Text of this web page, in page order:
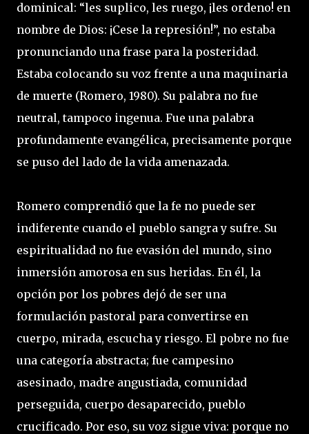
dominical: “les suplico, les ruego, ¡les ordeno! en
nombre de Dios: ¡Cese la represión!”, no estaba
pronunciando una frase para la posteridad.
Estaba colocando su voz frente a una maquinaria
de muerte (Romero, 1980). Su palabra no fue
neutral, tampoco ingenua. Fue una palabra
profundamente evangélica, precisamente porque
se puso del lado de la vida amenazada.
Romero comprendió que la fe no puede ser
indiferente cuando el pueblo sangra y sufre. Su
espiritualidad no fue evasión del mundo, sino
inmersión amorosa en sus heridas. En él, la
opción por los pobres dejó de ser una
formulación pastoral para convertirse en
cuerpo, mirada, escucha y riesgo. El pobre no fue
una categoría abstracta; fue campesino
asesinado, madre angustiada, comunidad
perseguida, cuerpo desaparecido, pueblo
crucificado. Por eso, su voz sigue viva: porque no